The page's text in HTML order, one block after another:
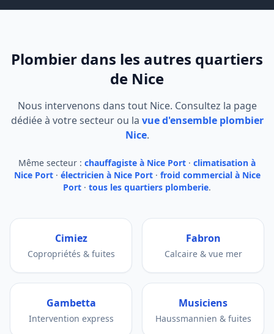
Plombier dans les autres quartiers
de Nice
Nous intervenons dans tout Nice. Consultez la page
dédiée à votre secteur ou la vue d'ensemble plombier
Nice.
Même secteur : chauffagiste à Nice Port · climatisation à
Nice Port· électricien à Nice Port· froid commercial à Nice
Port · tous les quartiers plomberie.
Cimiez
Copropriétés & fuites
Fabron
Calcaire & vue mer
Gambetta
Intervention express
Musiciens
Haussmannien & fuites